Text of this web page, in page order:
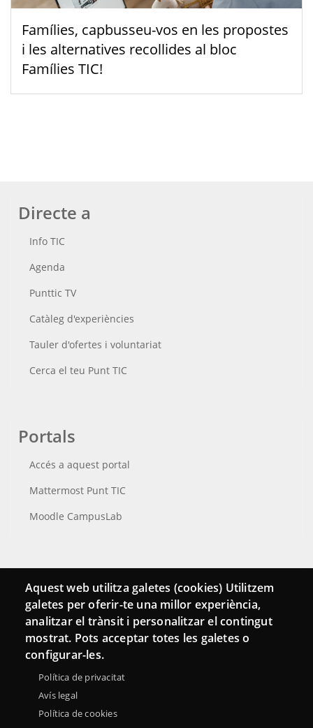
Famílies, capbusseu-vos en les propostes
i les alternatives recollides al bloc
Famílies TIC!
Directe a
Info TIC
Agenda
Punttic TV
Catàleg d'experiències
Tauler d'ofertes i voluntariat
Cerca el teu Punt TIC
Portals
Accés a aquest portal
Mattermost Punt TIC
Moodle CampusLab
Connecta
Bustia de contacte
Butlletins
Aquest web utilitza galetes (cookies) Utilitzem
galetes per oferir-te una millor experiència,
analitzar el trànsit i personalitzar el contingut
mostrat. Pots acceptar totes les galetes o
configurar-les.
Política de privacitat
Avís legal
Política de cookies